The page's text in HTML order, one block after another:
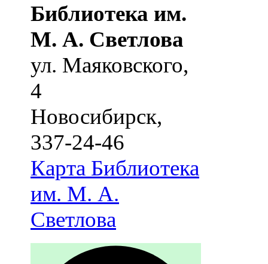
Библиотека им.
М. А. Светлова
ул. Маяковского,
4
Новосибирск,
337-24-46
Карта Библиотека
им. М. А.
Светлова